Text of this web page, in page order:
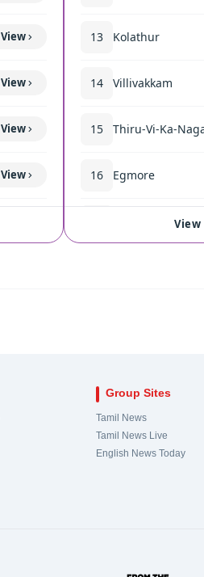
View
View
View
View
13 Kolathur
14 Villivakkam
15 Thiru-Vi-Ka-
16 Egmore
Royapuram
21
22 Virugampakkam
Group Sites
Tamil News
Tamil News Live
English News Today